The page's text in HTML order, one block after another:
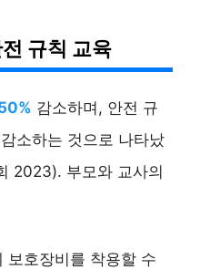
규칙 교육
감소하며, 안전 규
감소하는 것으로 나타났
2023). 부모와 교사의
보호장비를 착용할 수